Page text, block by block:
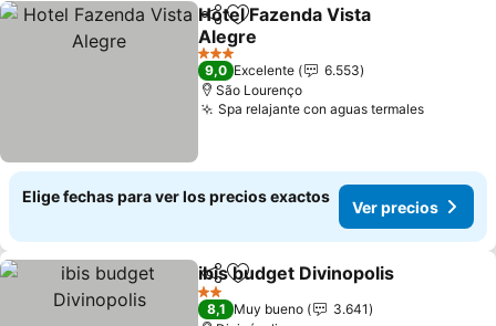
CompartirAgregar a favoritos
Hotel Fazenda Vista
Alegre
Ver precios
3 Estrellas
9,0 Excelente
6.553
São Lourenço
Spa relajante con aguas termalesVer
Elige fechas para ver los precios exactos
Ver precios
CompartirAgregar a favoritos
ibis budget Divinopolis
2 Estrellas
8,1 Muy bueno
3.641